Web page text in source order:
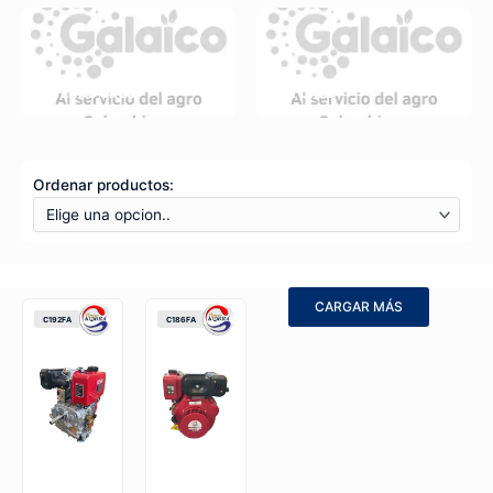
GENERADORES MOTORES
Ordenar productos:
C192FA C186FA
CARGAR MÁS